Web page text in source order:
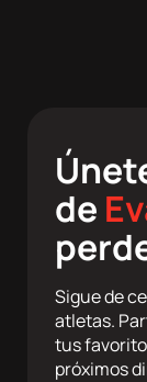
de
Sigue de
atletas.
tus
próximos